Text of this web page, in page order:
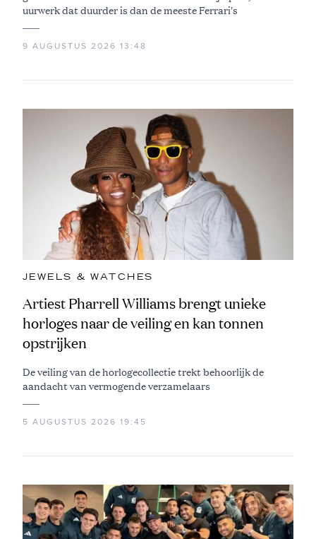
uurwerk dat duurder is dan de meeste Ferrari's
9 AUGUSTUS 2026 13:48
JEWELS & WATCHES
Artiest Pharrell Williams brengt unieke
horloges naar de veiling en kan tonnen
opstrijken
De veiling van de horlogecollectie trekt behoorlijk de
aandacht van vermogende verzamelaars
5 AUGUSTUS 2026 19:45